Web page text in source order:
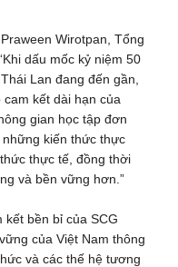
Wirotpan, Tổng
dấu mốc kỷ niệm 50
Lan đang đến gần,
kết dài hạn của
gian học tập đơn
kiến thức thực
thực tế, đồng thời
và bền vững hơn.”
bền bỉ của SCG
của Việt Nam thông
và các thế hệ tương